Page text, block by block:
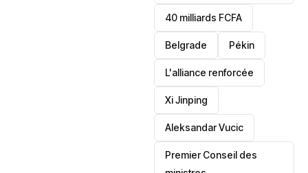
40 milliards FCFA
Belgrade Pékin
L'alliance renforcée
Xi Jinping
Aleksandar Vucic
‎Premier Conseil des